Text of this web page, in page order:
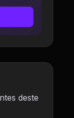
deste